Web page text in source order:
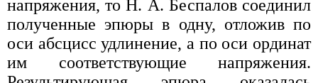
напряжения, то Н. А. Беспалов соединил
полученные эпюры в одну, отложив по
оси абсцисс удлинение, а по оси ординат
им соответствующие напряжения.